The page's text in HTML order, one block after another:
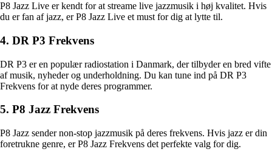
P8 Jazz Live er kendt for at streame live jazzmusik i høj kvalitet. Hvis
du er fan af jazz, er P8 Jazz Live et must for dig at lytte til.
4. DR P3 Frekvens
DR P3 er en populær radiostation i Danmark, der tilbyder en bred vifte
af musik, nyheder og underholdning. Du kan tune ind på DR P3
Frekvens for at nyde deres programmer.
5. P8 Jazz Frekvens
P8 Jazz sender non-stop jazzmusik på deres frekvens. Hvis jazz er din
foretrukne genre, er P8 Jazz Frekvens det perfekte valg for dig.